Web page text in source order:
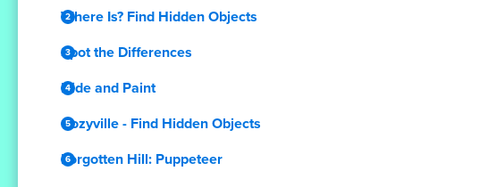
Where Is? Find Hidden Objects
Spot the Differences
Hide and Paint
Cozyville - Find Hidden Objects
Forgotten Hill: Puppeteer